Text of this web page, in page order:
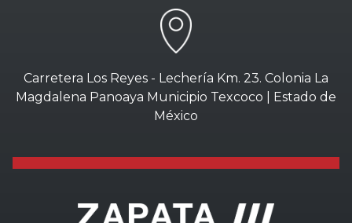
Carretera Los Reyes - Lechería Km. 23. Colonia La
Magdalena Panoaya Municipio Texcoco | Estado de
México